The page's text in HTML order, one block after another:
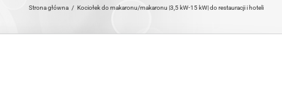
Strona główna Kociołek do makaronu/makaronu |3,5 kW-15 kW| do restauracji i hoteli